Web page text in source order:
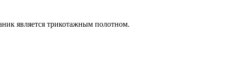
является трикотажным полотном.